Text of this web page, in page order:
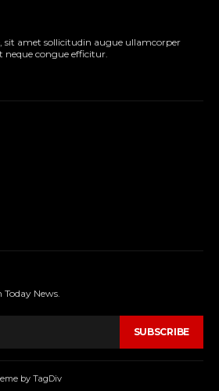
sit amet sollicitudin augue ullamcorper
neque congue efficitur.
News.
SUBSCRIBE
by TagDiv